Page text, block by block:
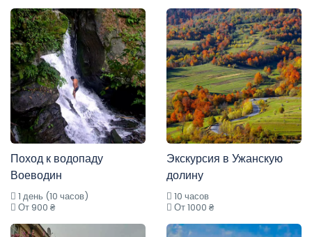
Поход к водопаду
Воеводин
1 день (10 часов)
От 900 ₴
Экскурсия в Ужанскую
долину
10 часов
От 1000 ₴